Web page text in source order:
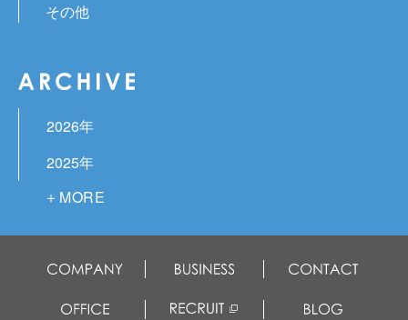
その他
2026年
2025年
2024年
2023年
2022年
2021年